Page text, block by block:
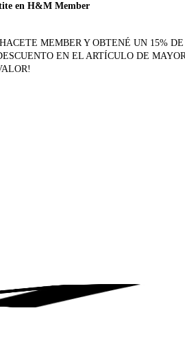
en H&M Member
MEMBER Y OBTENÉ UN 15% DE
EN EL ARTÍCULO DE